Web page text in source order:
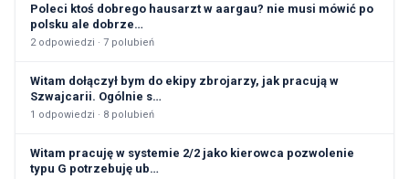
Poleci ktoś dobrego hausarzt w aargau? nie musi mówić po
polsku ale dobrze…
2odpowiedzi · 7 polubień
Witam dołączył bym do ekipy zbrojarzy, jak pracują w
Szwajcarii. Ogólnie s…
1 odpowiedzi · 8 polubień
Witam pracuję w systemie 2/2 jako kierowca pozwolenie
typu G potrzebuję ub…